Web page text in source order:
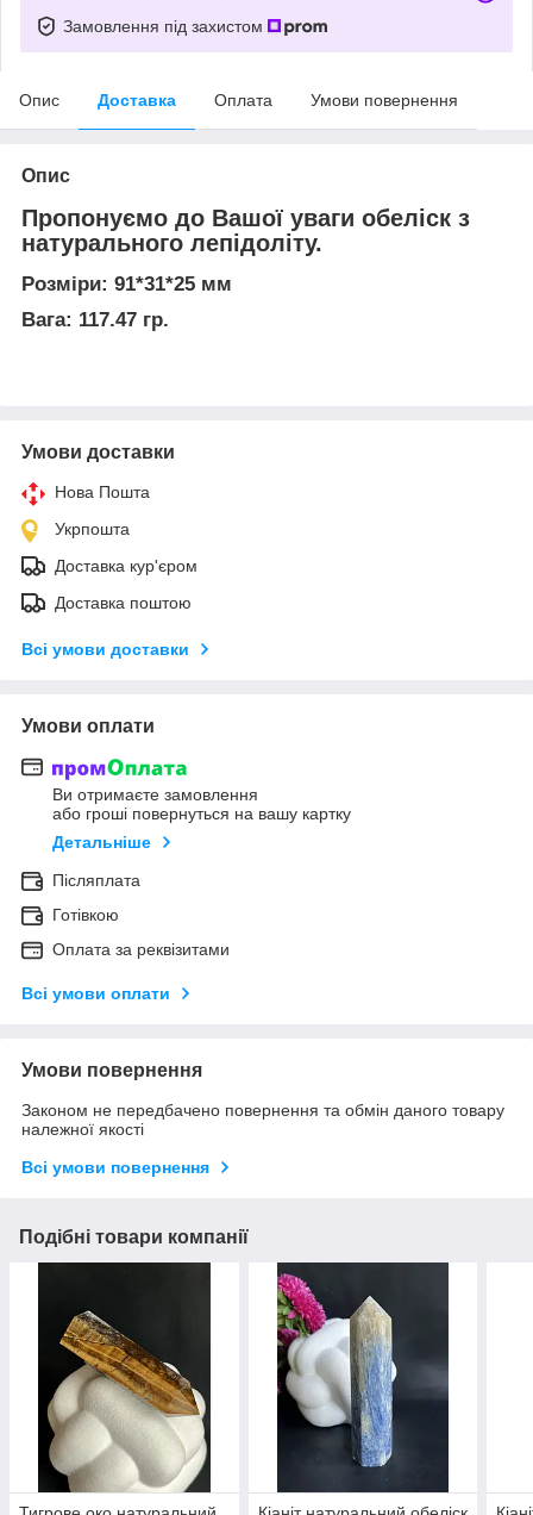
Замовлення під захистом
Опис Доставка Оплата Умови повернення
Опис
Пропонуємо до Вашої уваги обеліск з
натурального лепідоліту.
Розміри: 91*31*25 мм
Вага: 117.47 гр.
Умови доставки
Нова Пошта
Укрпошта
Доставка кур'єром
Доставка поштою
Всі умови доставки
Умови оплати
Ви отримаєте замовлення
або гроші повернуться на вашу картку
Детальніше
Післяплата
Готівкою
Оплата за реквізитами
Всі умови оплати
Умови повернення
Законом не передбачено повернення та обмін даного товару
належної якості
Всі умови повернення
Подібні товари компанії